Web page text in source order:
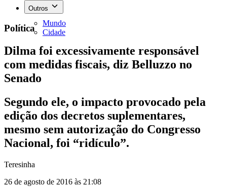
Outros
Mundo
Cidade
Política
Dilma foi excessivamente responsável
com medidas fiscais, diz Belluzzo no
Senado
Segundo ele, o impacto provocado pela
edição dos decretos suplementares,
mesmo sem autorização do Congresso
Nacional, foi “ridículo”.
Teresinha
26 de agosto de 2016 às 21:08